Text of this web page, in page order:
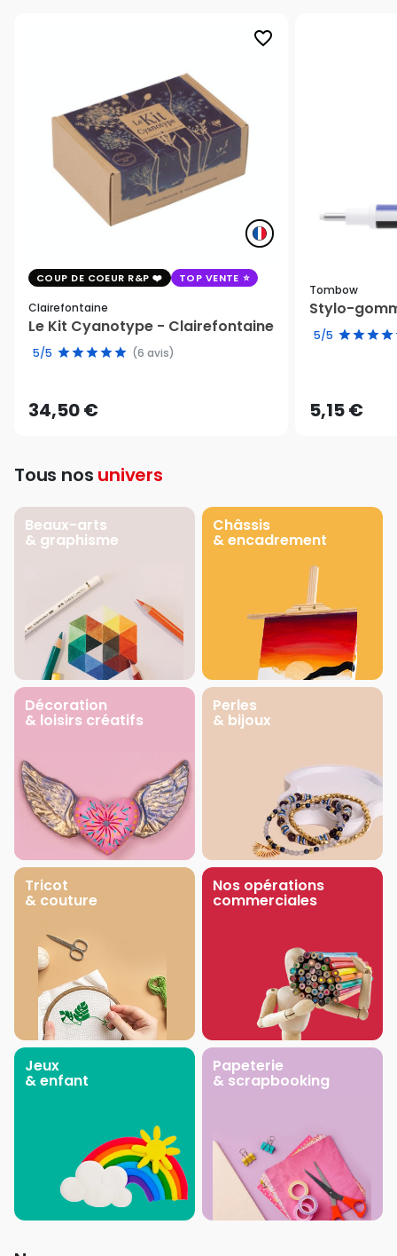
favorite_border
COUP DE COEUR R&P TOP VENTE
Clairefontaine
Le Kit Cyanotype - Clairefontaine
5/5 (6 avis)
34,50 €
Tombow
Stylo-
5/5
5,15 €
Tous nos univers
Beaux-arts
& graphisme
Châssis
& encadrement
Décoration
& loisirs créatifs
Perles
& bijoux
Tricot
& couture
Nos opérations
commerciales
Jeux
& enfant
Papeterie
& scrapbooking